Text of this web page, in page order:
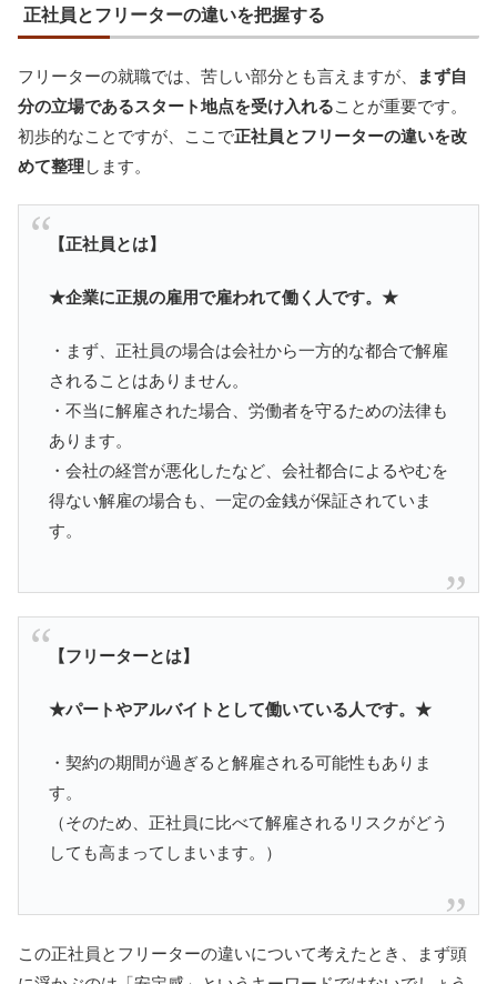
正社員とフリーターの違いを把握する
フリーターの就職では、苦しい部分とも言えますが、
まず自
分の立場であるスタート地点を受け入れることが重要です。
初歩的なことですが、ここで正社員とフリーターの違いを改
めて整理します。
【正社員とは】
★企業に正規の雇用で雇われて働く人です。★
・まず、正社員の場合は会社から一方的な都合で解雇
されることはありません。
・不当に解雇された場合、労働者を守るための法律も
あります。
・会社の経営が悪化したなど、会社都合によるやむを
得ない解雇の場合も、一定の金銭が保証されていま
す。
【フリーターとは】
★パートやアルバイトとして働いている人です。★
・契約の期間が過ぎると解雇される可能性もありま
す。
（そのため、正社員に比べて解雇されるリスクがどう
しても高まってしまいます。）
この正社員とフリーターの違いについて考えたとき、まず頭